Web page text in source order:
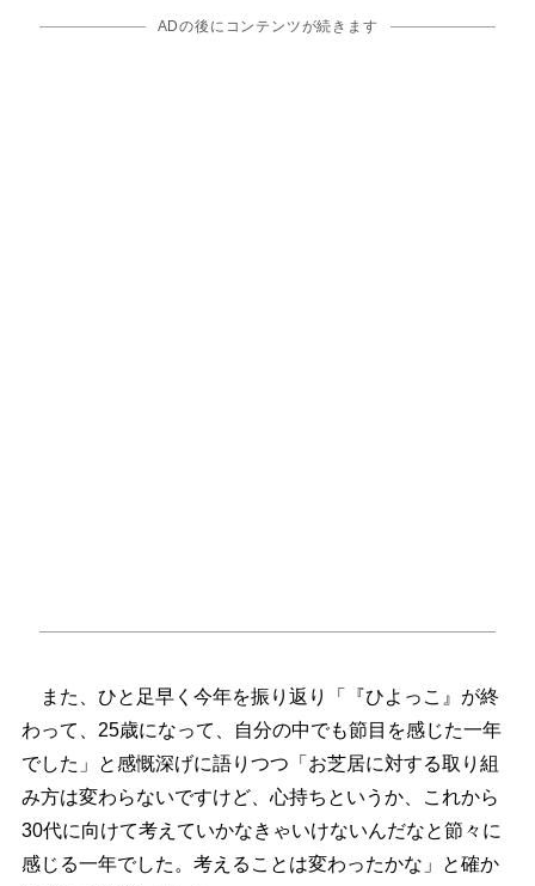
ADの後にコンテンツが続きます
また、ひと足早く今年を振り返り「『ひよっこ』が終
わって、25歳になって、自分の中でも節目を感じた一年
でした」と感慨深げに語りつつ「お芝居に対する取り組
み方は変わらないですけど、心持ちというか、これから
30代に向けて考えていかなきゃいけないんだなと節々に
感じる一年でした。考えることは変わったかな」と確か